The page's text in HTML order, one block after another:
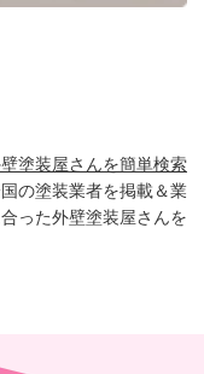
塗装屋さんを簡単検索
の塗装業者を掲載＆業
った外壁塗装屋さんを